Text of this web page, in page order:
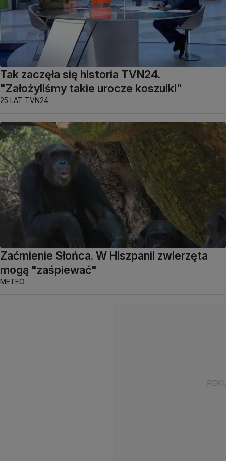
Tak zaczęła się historia TVN24.
"Założyliśmy takie urocze koszulki"
25 LAT TVN24
Zaćmienie Słońca. W Hiszpanii zwierzęta
mogą "zaśpiewać"
METEO